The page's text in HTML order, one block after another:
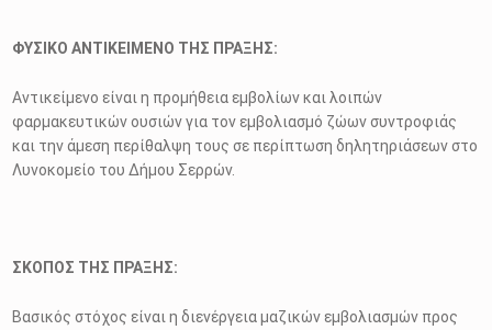
ΦΥΣΙΚΟ ΑΝΤΙΚΕΙΜΕΝΟ ΤΗΣ ΠΡΑΞΗΣ:
Αντικείμενο είναι η προμήθεια εμβολίων και λοιπών
φαρμακευτικών ουσιών για τον εμβολιασμό ζώων συντροφιάς
και την άμεση περίθαλψη τους σε περίπτωση δηλητηριάσεων στο
Λυνοκομείο του Δήμου Σερρών.
ΣΚΟΠΟΣ ΤΗΣ ΠΡΑΞΗΣ:
Βασικός στόχος είναι η διενέργεια μαζικών εμβολιασμών προς